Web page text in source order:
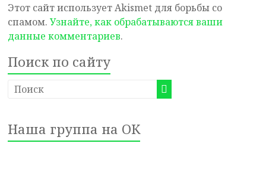
Этот сайт использует Akismet для борьбы со
спамом.Узнайте, как обрабатываются ваши
данные комментариев.
Поиск по сайту
Наша группа на ОК